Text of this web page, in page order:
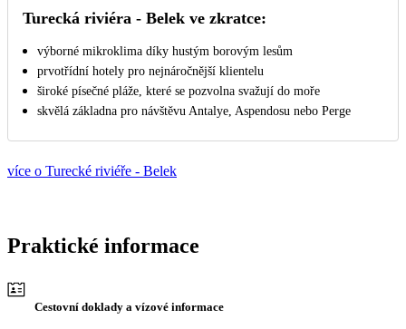
Turecká riviéra - Belek ve zkratce:
výborné mikroklima díky hustým borovým lesům
prvotřídní hotely pro nejnáročnější klientelu
široké písečné pláže, které se pozvolna svažují do moře
skvělá základna pro návštěvu Antalye, Aspendosu nebo Perge
více o Turecké riviéře - Belek
Praktické informace
Cestovní doklady a vízové informace